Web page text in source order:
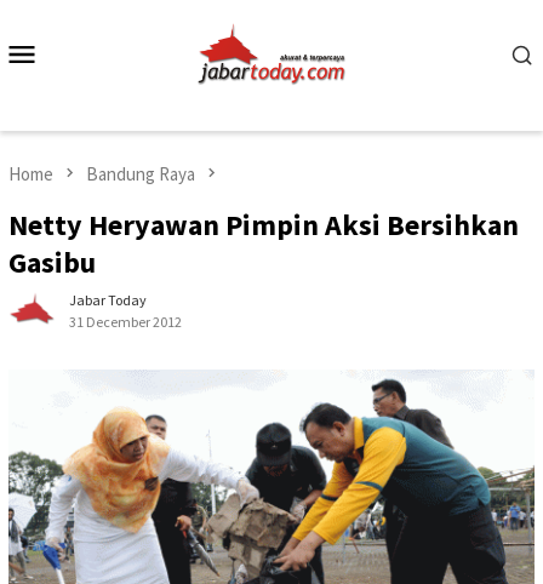
content
Home Bandung Raya
Netty Heryawan Pimpin Aksi Bersihkan
Gasibu
Jabar Today
31 December 2012